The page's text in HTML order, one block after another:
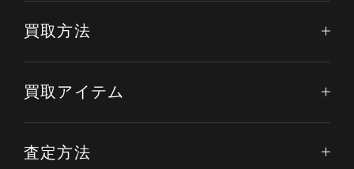
買取方法
買取アイテム
査定方法